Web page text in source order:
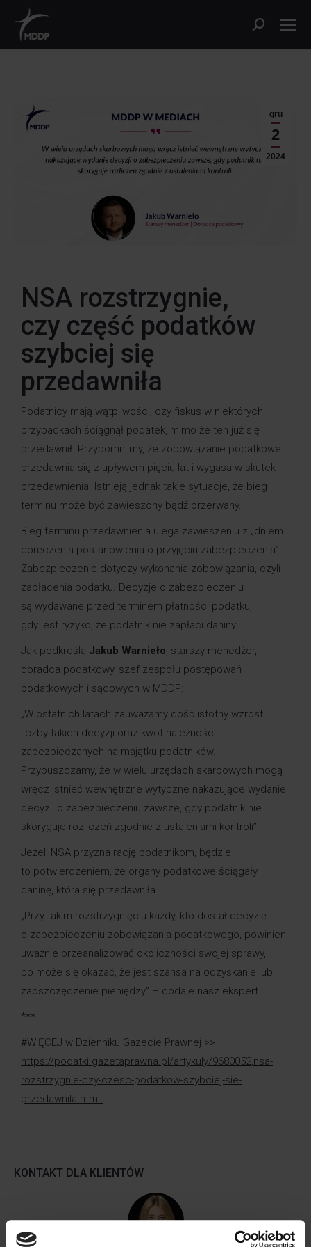
gru
2
2024
NSA rozstrzygnie,
czy część podatków
szybciej się
przedawniła
Podatnicy mają wątpliwości, czy fiskus w niektórych
przypadkach ściągnął podatek, mimo że ten już się
przedawnił. Przypomnijmy, że zobowiązanie podatkowe
przedawnia się z upływem pięciu lat i wygasa w skutek
przedawnienia. Istnieją jednak takie sytuacje, że bieg
terminu może być zawieszony bądź przerwany.
Bieg terminu przedawnienia ulega zawieszeniu z „dniem
doręczenia postanowienia o przyjęciu zabezpieczenia”.
Zabezpieczenie dotyczy wykonania zobowiązania, czyli
zapłacenia podatku. Decyzje o zabezpieczeniu
są wydawane przed terminem płatności podatku,
gdy jest ryzyko, że podatnik nie zapłaci daniny.
Jak podkreśla Jakub Warnieło, starszy menedżer,
doradca podatkowy, szef zespołu postępowań
podatkowych i sądowych w MDDP:
„W ostatnich latach zauważamy dość istotny wzrost
liczby takich decyzji oraz kwot należności
zabezpieczanych na majątku podatników.
Przypuszczamy, że w wielu urzędach skarbowych mogą
wręcz istnieć wewnętrzne wytyczne nakazujące wydanie
decyzji o zabezpieczeniu zawsze, gdy podatnik nie
skoryguje rozliczeń zgodnie z ustaleniami kontroli”.
Jeżeli NSA przyzna rację podatnikom, będzie
to potwierdzeniem, że organy podatkowe ściągały
daninę, która się przedawniła.
„Przy takim rozstrzygnięciu każdy, kto dostał decyzję
o zabezpieczeniu zobowiązania podatkowego, powinien
uważnie przeanalizować okoliczności swojej sprawy,
bo może się okazać, że jest szansa na odzyskanie lub
zaoszczędzenie pieniędzy” – dodaje nasz ekspert.
***
#WIĘCEJ w Dzienniku Gazecie Prawnej >>
https://podatki.gazetaprawna.pl/artykuly/9680052,nsa-
rozstrzygnie-czy-czesc-podatkow-szybciej-sie-
przedawnila.html.
KONTAKT DLA KLIENTÓW